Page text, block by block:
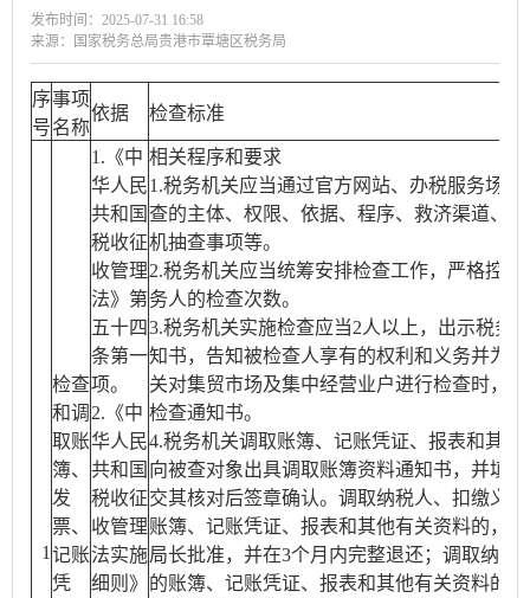
发布时间：2025-07-31 16:58
来源：国家税务总局贵港市覃塘区税务局
序
号
事项
名称
依据 检查标准
1
检查
和调
取账
簿、
发
票、
记账
凭
1.《中
华人民
共和国
税收征
收管理
法》第
五十四
条第一
项。
2.《中
华人民
共和国
税收征
收管理
法实施
细则》
相关程序和要求
1.税务机关应当通过官方网站、办税服务场
查的主体、权限、依据、程序、救济渠道、
机抽查事项等。
2.税务机关应当统筹安排检查工作，严格控
务人的检查次数。
3.税务机关实施检查应当2人以上，出示税务
知书，告知被检查人享有的权利和义务并为
关对集贸市场及集中经营业户进行检查时，
检查通知书。
4.税务机关调取账簿、记账凭证、报表和其他
向被查对象出具调取账簿资料通知书，并填
交其核对后签章确认。调取纳税人、扣缴义
账簿、记账凭证、报表和其他有关资料的，
局长批准，并在3个月内完整退还；调取纳税
的账簿、记账凭证、报表和其他有关资料的